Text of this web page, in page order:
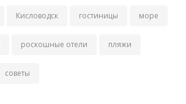
Кисловодск гостиницы море
роскошные отели пляжи
советы